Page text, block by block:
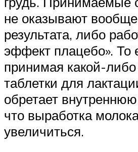
не оказывают вообще
результата, либо
эффект плацебо». То
принимая какой-
таблетки для
обретает
что выработка
увеличиться.